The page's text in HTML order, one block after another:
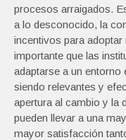
procesos arraigados.
a lo desconocido, la
incentivos para
importante que las
adaptarse a un entorno
siendo relevantes y
apertura al cambio y la
pueden llevar a una
mayor satisfacción